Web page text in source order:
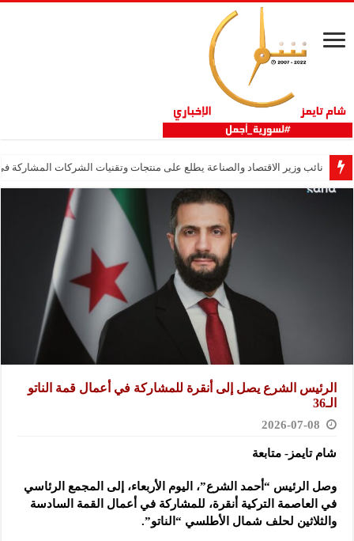
نائب وزير الاقتصاد والصناعة يطلع على منتجات وتقنيات الشركات المشاركة في
الرئيس الشرع يصل إلى أنقرة للمشاركة في أعمال قمة الناتو
الـ36
2026-07-08
شام تايمز- متابعة
وصل الرئيس “أحمد الشرع”، اليوم الأربعاء، إلى المجمع الرئاسي
في العاصمة التركية أنقرة، للمشاركة في أعمال القمة السادسة
والثلاثين لحلف شمال الأطلسي “الناتو”.